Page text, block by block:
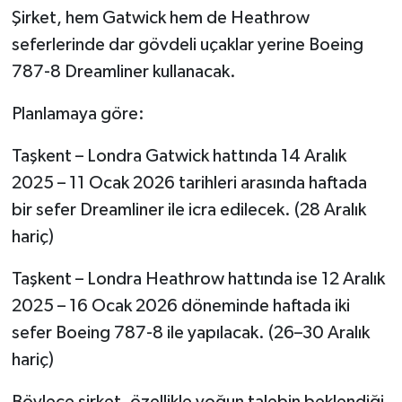
Şirket, hem Gatwick hem de Heathrow
seferlerinde dar gövdeli uçaklar yerine Boeing
787-8 Dreamliner kullanacak.
Planlamaya göre:
Taşkent – Londra Gatwick hattında 14 Aralık
2025 – 11 Ocak 2026 tarihleri arasında haftada
bir sefer Dreamliner ile icra edilecek. (28 Aralık
hariç)
Taşkent – Londra Heathrow hattında ise 12 Aralık
2025 – 16 Ocak 2026 döneminde haftada iki
sefer Boeing 787-8 ile yapılacak. (26–30 Aralık
hariç)